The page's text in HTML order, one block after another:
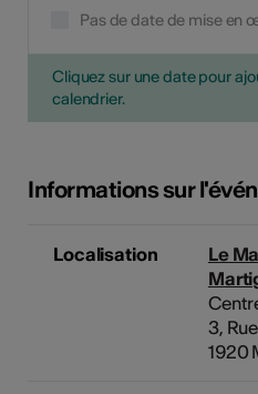
Pas de date de mise en
Cliquez sur une date pour
calendrier.
Informations sur
Localisation
Le
3,
1920